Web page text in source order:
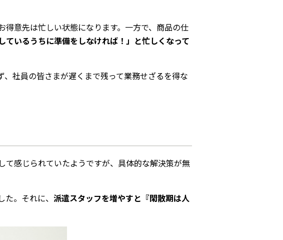
意先は忙しい状態になります。一方で、商品の仕
ているうちに準備をしなければ！」と忙しくなって
社員の皆さまが遅くまで残って業務せざるを得な
て感じられていたようですが、具体的な解決策が無
。それに、 派遣スタッフを増やすと『閑散期は人